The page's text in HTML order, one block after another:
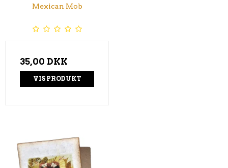
Mexican Mob
35,00 DKK
VIS PRODUKT